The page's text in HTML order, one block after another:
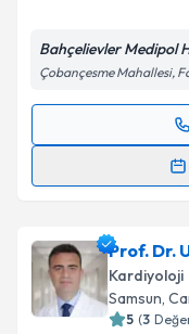
Bahçelievler Medipol
Çobançesme Mahallesi,
Randevu
almanız için bir
bilgilendireceğiz.
E-posta
Prof. Dr.
Kardiyoloji
Samsun,
5 (3